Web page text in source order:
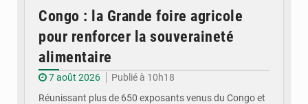
Congo : la Grande foire agricole
pour renforcer la souveraineté
alimentaire
7 août 2026
Publié à 10h18
Réunissant plus de 650 exposants venus du Congo et